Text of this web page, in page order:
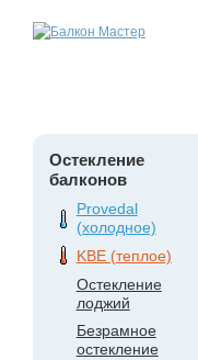
Остекление
балконов
Provedal
(холодное)
KBE (теплое)
Остекление
лоджий
Безрамное
остекление